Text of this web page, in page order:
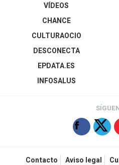
VÍDEOS
CHANCE
CULTURAOCIO
DESCONECTA
EPDATA.ES
INFOSALUS
Contacto Aviso legal